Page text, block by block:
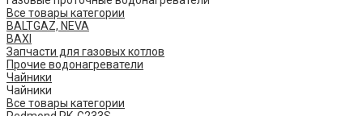
Все товары категории
BALTGAZ, NEVA
BAXI
Запчасти для газовых котлов
Прочие водонагреватели
Чайники
Чайники
Все товары категории